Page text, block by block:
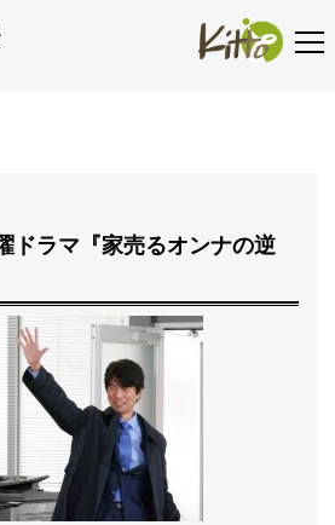
ドラマ『家売るオンナの逆